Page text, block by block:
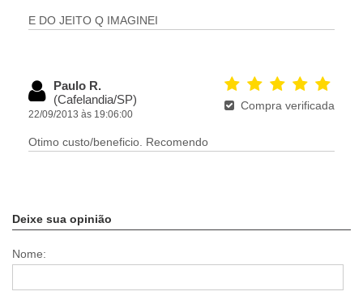
E DO JEITO Q IMAGINEI
Paulo R.
(Cafelandia/SP)
22/09/2013 às 19:06:00
Compra verificada
Otimo custo/beneficio. Recomendo
Deixe sua opinião
Nome: